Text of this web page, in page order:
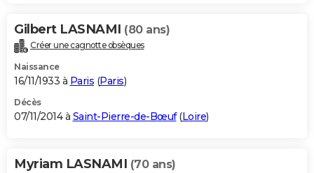
Gilbert LASNAMI (80 ans)
Créer une cagnotte obsèques
Naissance
16/11/1933 à Paris (Paris)
Décès
07/11/2014 à Saint-Pierre-de-Bœuf(Loire)
Myriam LASNAMI (70 ans)